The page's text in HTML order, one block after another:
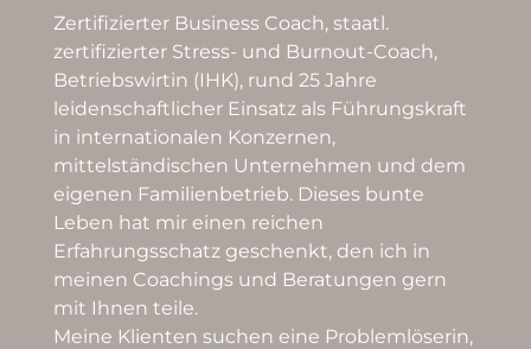
Zertifizierter Business Coach, staatl.
zertifizierter Stress- und Burnout-Coach,
Betriebswirtin (IHK), rund 25 Jahre
leidenschaftlicher Einsatz als Führungskraft
in internationalen Konzernen,
mittelständischen Unternehmen und dem
eigenen Familienbetrieb. Dieses bunte
Leben hat mir einen reichen
Erfahrungsschatz geschenkt, den ich in
meinen Coachings und Beratungen gern
mit Ihnen teile.
Meine Klienten suchen eine Problemlöserin,